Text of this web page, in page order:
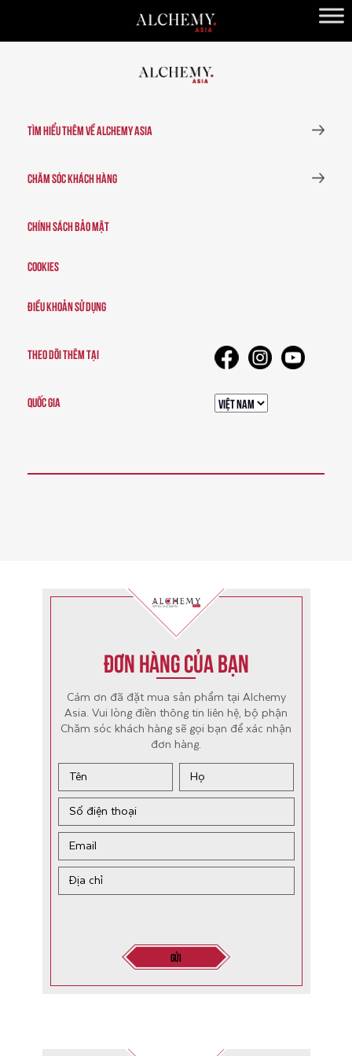
TÌM HIỂU THÊM VỀ ALCHEMY ASIA
CHĂM SÓC KHÁCH HÀNG
Chính sách bảo mật
Cookies
Điều khoản sử dụng
THEO DÕI THÊM TẠI
QUỐC GIA
Đơn hàng của bạn
Cám ơn đã đặt mua sản phẩm tại Alchemy
Asia. Vui lòng điền thông tin liên hệ, bộ phận
Chăm sóc khách hàng sẽ gọi bạn để xác nhận
đơn hàng.
Gửi